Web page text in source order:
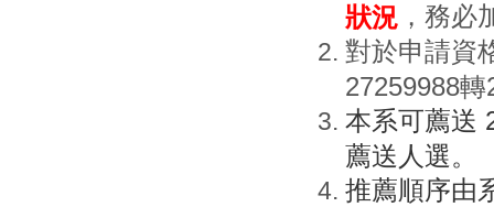
狀況，務必
對於申請資
27259988
本系可薦送
薦送人選。
推薦順序由